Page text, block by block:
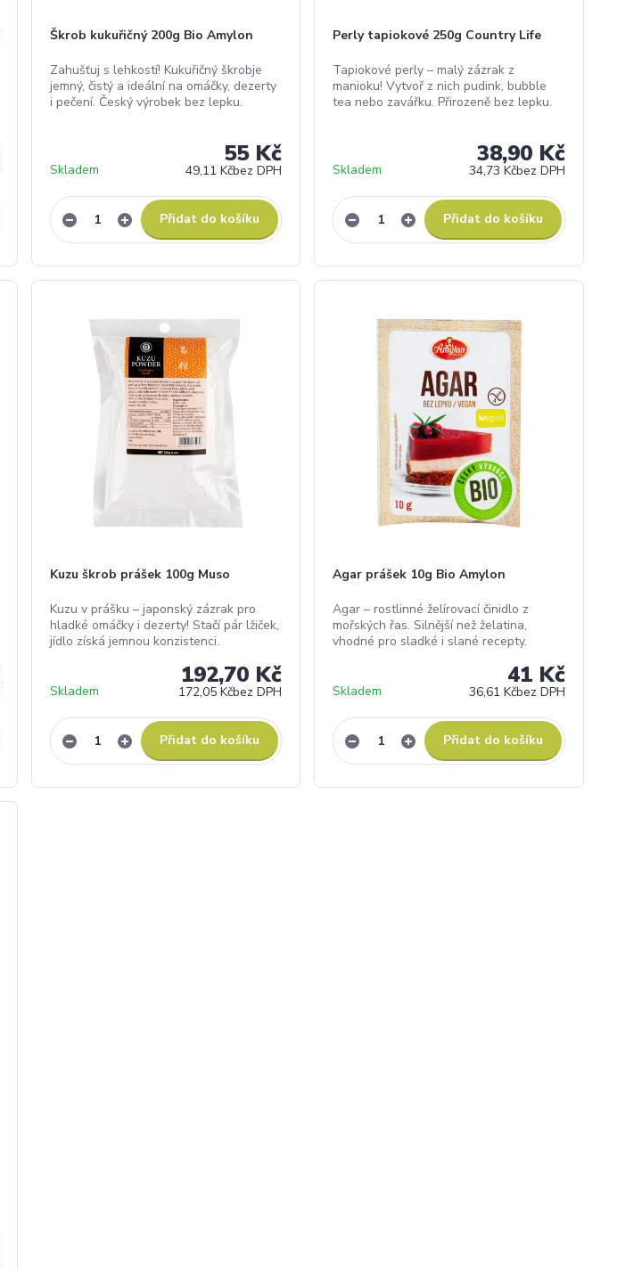
Škrob kukuřičný 200g Bio Amylon
Zahušťuj s lehkostí! Kukuřičný škrobje
jemný, čistý a ideální na omáčky, dezerty
i pečení. Český výrobek bez lepku.
55 Kč
49,11 Kčbez DPH
Skladem
Přidat do košíku
Perly tapiokové 250g Country Life
Tapiokové perly – malý zázrak z
manioku! Vytvoř z nich pudink, bubble
tea nebo zavářku. Přirozeně bez lepku.
38,90 Kč
34,73 Kčbez DPH
Skladem
Přidat do košíku
Kuzu škrob prášek 100g Muso
Kuzu v prášku – japonský zázrak pro
hladké omáčky i dezerty! Stačí pár lžiček,
jídlo získá jemnou konzistenci.
192,70 Kč
172,05 Kčbez DPH
Skladem
Přidat do košíku
Agar prášek 10g Bio Amylon
Agar – rostlinné želírovací činidlo z
mořských řas. Silnější než želatina,
vhodné pro sladké i slané recepty.
41 Kč
36,61 Kčbez DPH
Skladem
Přidat do košíku